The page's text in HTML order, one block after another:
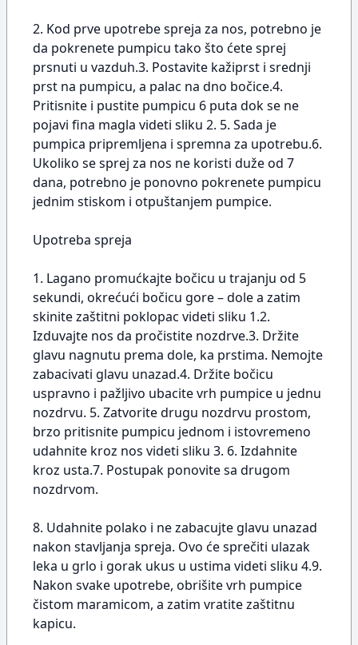
2. Kod prve upotrebe spreja za nos, potrebno je
da pokrenete pumpicu tako što ćete sprej
prsnuti u vazduh.3. Postavite kažiprst i srednji
prst na pumpicu, a palac na dno bočice.4.
Pritisnite i pustite pumpicu 6 puta dok se ne
pojavi fina magla videti sliku 2. 5. Sada je
pumpica pripremljena i spremna za upotrebu.6.
Ukoliko se sprej za nos ne koristi duže od 7
dana, potrebno je ponovno pokrenete pumpicu
jednim stiskom i otpuštanjem pumpice.
Upotreba spreja
1. Lagano promućkajte bočicu u trajanju od 5
sekundi, okrećući bočicu gore – dole a zatim
skinite zaštitni poklopac videti sliku 1.2.
Izduvajte nos da pročistite nozdrve.3. Držite
glavu nagnutu prema dole, ka prstima. Nemojte
zabacivati glavu unazad.4. Držite bočicu
uspravno i pažljivo ubacite vrh pumpice u jednu
nozdrvu. 5. Zatvorite drugu nozdrvu prostom,
brzo pritisnite pumpicu jednom i istovremeno
udahnite kroz nos videti sliku 3. 6. Izdahnite
kroz usta.7. Postupak ponovite sa drugom
nozdrvom.
8. Udahnite polako i ne zabacujte glavu unazad
nakon stavljanja spreja. Ovo će sprečiti ulazak
leka u grlo i gorak ukus u ustima videti sliku 4.9.
Nakon svake upotrebe, obrišite vrh pumpice
čistom maramicom, a zatim vratite zaštitnu
kapicu.